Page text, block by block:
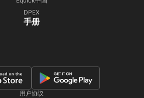
DPEX
手册
用户协议